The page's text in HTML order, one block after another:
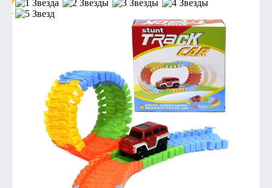
- 50%